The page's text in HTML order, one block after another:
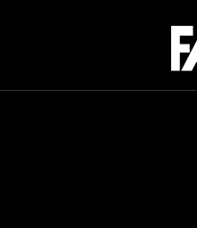
FACT